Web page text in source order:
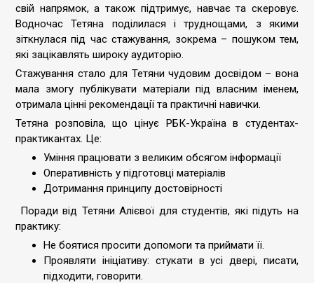
свій напрямок, а також підтримує, навчає та скеровує.
Водночас Тетяна поділилася і труднощами, з якими
зіткнулася під час стажування, зокрема – пошуком тем,
які зацікавлять широку аудиторію.
Стажування стало для Тетяни чудовим досвідом – вона
мала змогу публікувати матеріали під власним іменем,
отримала цінні рекомендації та практичні навички.
Тетяна розповіла, що цінує РБК-Україна в студентах-
практикантах. Це:
Уміння працювати з великим обсягом інформації
Оперативність у підготовці матеріалів
Дотримання принципу достовірності
Поради від Тетяни Алієвої для студентів, які підуть на
практику:
Не боятися просити допомоги та приймати її.
Проявляти ініціативу: стукати в усі двері, писати,
підходити, говорити.